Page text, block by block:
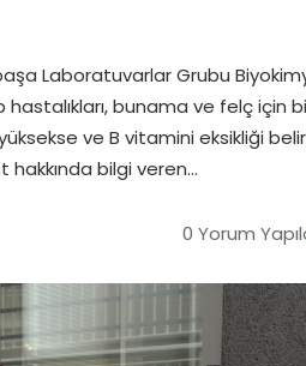
Laboratuvarlar Grubu
bunama ve felç için
ve B vitamini eksikliği
bilgi veren…
0 Yorum